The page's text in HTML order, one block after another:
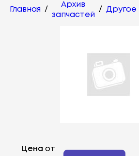
Главная /
Архив
запчастей
/ Другое
Цена от